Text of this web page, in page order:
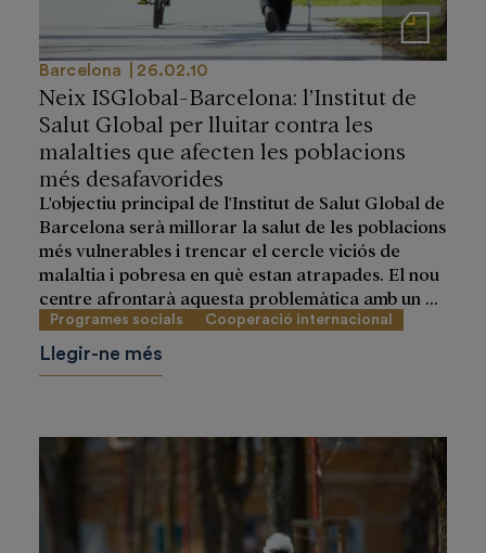
Notas de prensa
Barcelona 26.02.10
Neix ISGlobal-Barcelona: l’Institut de
Salut Global per lluitar contra les
malalties que afecten les poblacions
més desafavorides
L'objectiu principal de l'Institut de Salut Global de
Barcelona serà millorar la salut de les poblacions
més vulnerables i trencar el cercle viciós de
malaltia i pobresa en què estan atrapades. El nou
centre afrontarà aquesta problemàtica amb un ...
Programes socials Cooperació internacional
Llegir-ne més